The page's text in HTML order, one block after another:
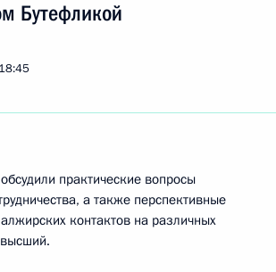
Бутефликой
18:45
практические вопросы
а также перспективные
контактов на различных